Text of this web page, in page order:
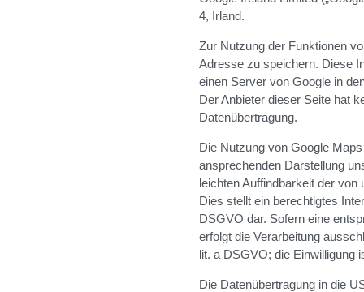
4, Irland.
Zur Nutzung der Funktionen
Adresse zu speichern. Diese
einen Server von Google in
Der Anbieter dieser Seite hat
Datenübertragung.
Die Nutzung von Google
ansprechenden Darstellung
leichten Auffindbarkeit der
Dies stellt ein berechtigtes
DSGVO dar. Sofern eine
erfolgt die Verarbeitung
lit. a DSGVO; die Einwilligung
Die Datenübertragung in die